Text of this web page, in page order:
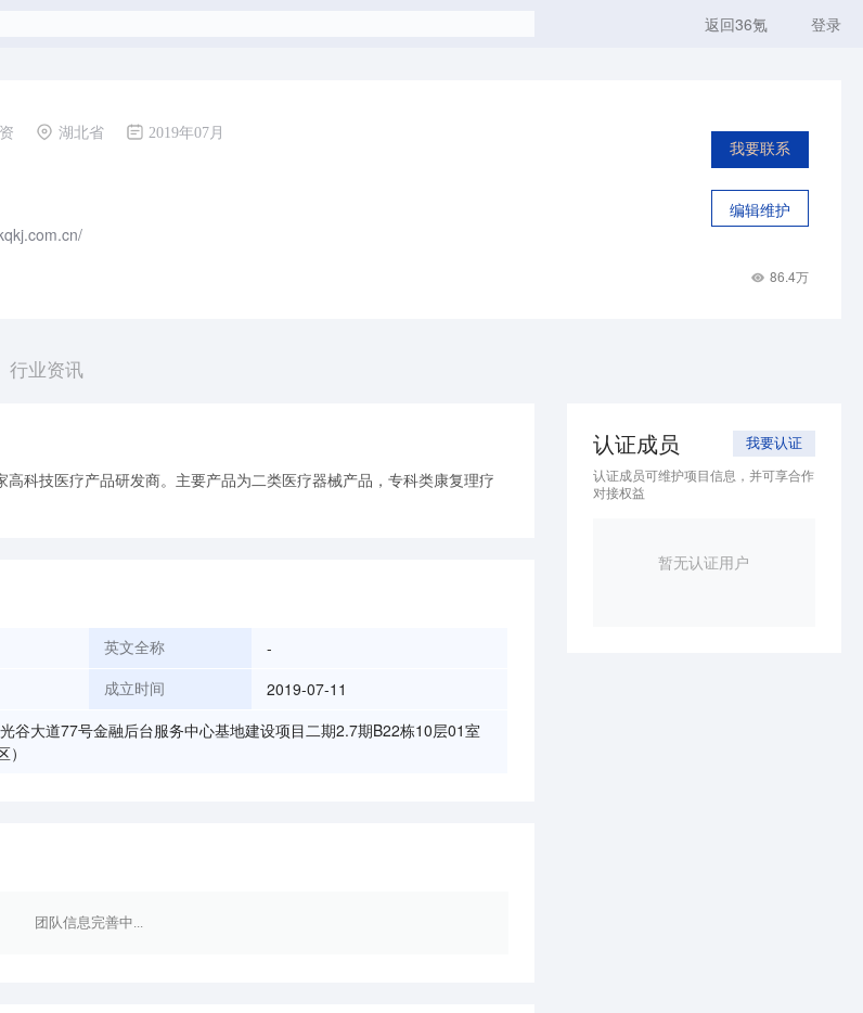
返回36氪 登录
湖北省 2019年07月
我要联系
编辑维护
86.4万
行业资讯
科技医疗产品研发商。主要产品为二类医疗器械产品，专科类康复理疗
英文全称 -
成立时间 2019-07-11
谷大道77号金融后台服务中心基地建设项目二期2.7期B22栋10层01室
团队信息完善中...
认证成员 我要认证
认证成员可维护项目信息，并可享合作
对接权益
暂无认证用户